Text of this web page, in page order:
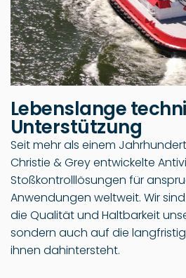
Lebenslange
Unterstützung
Seit mehr als einem
Christie & Grey entwickelte
Stoßkontrolllösungen für
Anwendungen weltweit. Wir
die Qualität und Haltbarkeit
sondern auch auf die
ihnen dahintersteht.